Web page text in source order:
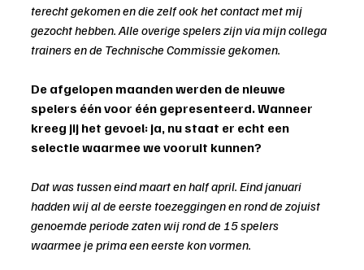
terecht gekomen en die zelf ook het contact met mij
gezocht hebben. Alle overige spelers zijn via mijn collega
trainers en de Technische Commissie gekomen.
De afgelopen maanden werden de nieuwe
spelers één voor één gepresenteerd. Wanneer
kreeg jij het gevoel: ja, nu staat er echt een
selectie waarmee we vooruit kunnen?
Dat was tussen eind maart en half april. Eind januari
hadden wij al de eerste toezeggingen en rond de zojuist
genoemde periode zaten wij rond de 15 spelers
waarmee je prima een eerste kon vormen.